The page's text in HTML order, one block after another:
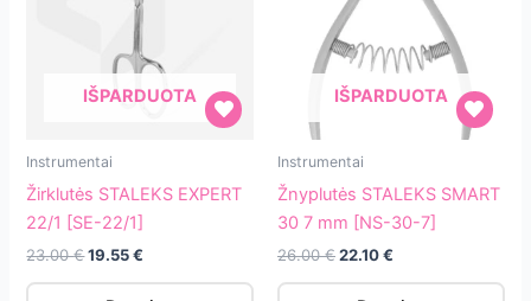
Žirklutės
STALEKS
EXPERT
22/1
[SE-
IŠPARDUOTA
Instrumentai
Žirklutės STALEKS EXPERT
22/1 [SE-22/1]
23.00€Original
19.55€
Žnyplutės
STALEKS
SMART
7
IŠPARDUOTA
Instrumentai
Žnyplutės STALEKS SMART
30 7 mm [NS-30-7]
26.00€Original
22.10€